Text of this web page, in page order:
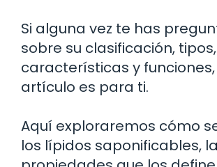
Si alguna vez te has
sobre su clasificación, tipos,
características y
artículo es para ti.
Aquí exploraremos cómo
los lípidos saponificables,